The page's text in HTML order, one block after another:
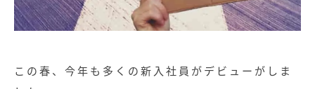
この春、今年も多くの新入社員がデビューがしま